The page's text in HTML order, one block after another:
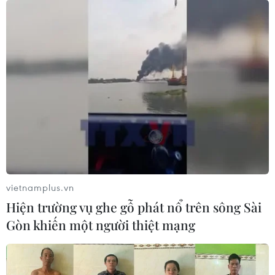
Khoảng cách nghèo giữa vùng miền,
nhóm dân tộc vẫn là thách thức lớn
Khoảng cách nghèo giữa các vùng miền và các nhóm
dân tộc vẫn là thách thức lớn đối với Việt Nam trong
việc thực hiện thành công Mục tiêu phát triển bền vững.
vietnamplus.vn
Hiện trường vụ ghe gỗ phát nổ trên sông Sài
Gòn khiến một người thiệt mạng